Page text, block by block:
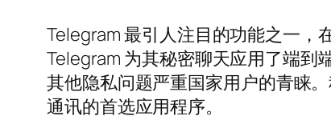
Telegram 最引人注目的功能之一，
Telegram 为其秘密聊天应用了端到
其他隐私问题严重国家用户的青睐
通讯的首选应用程序。